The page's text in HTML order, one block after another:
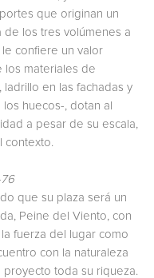
que originan un
de los tres volúmenes a
confiere un valor
los materiales de
en las fachadas y
huecos-, dotan al
a pesar de su escala,
contexto.
que su plaza será un
Peine del Viento, con
fuerza del lugar como
con la naturaleza
toda su riqueza.